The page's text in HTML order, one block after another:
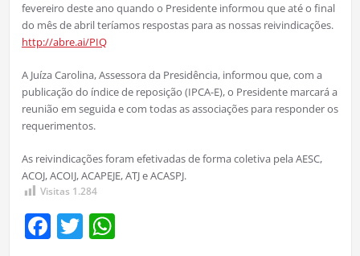
fevereiro deste ano quando o Presidente informou que até o final
do mês de abril teríamos respostas para as nossas reivindicações.
http://abre.ai/PIQ
A Juíza Carolina, Assessora da Presidência, informou que, com a
publicação do índice de reposição (IPCA-E), o Presidente marcará a
reunião em seguida e com todas as associações para responder os
requerimentos.
As reivindicações foram efetivadas de forma coletiva pela AESC,
ACOJ, ACOIJ, ACAPEJE, ATJ e ACASPJ.
Visitas 1.284
Facebook
TwitterWhatsApp